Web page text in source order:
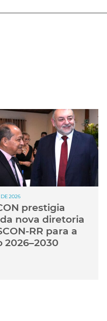
DE 2026
prestigia
nova diretoria
RR para a
2026–2030